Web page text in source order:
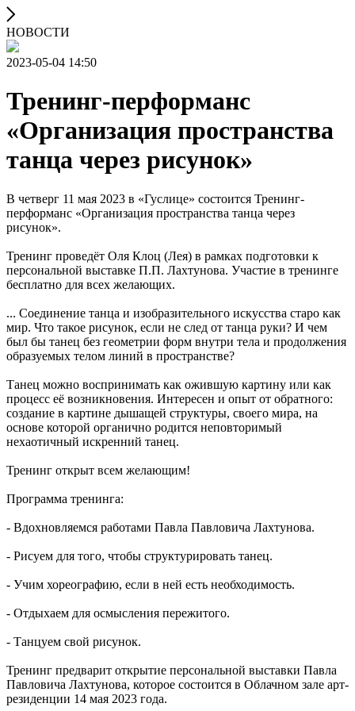
НОВОСТИ
2023-05-04 14:50
Тренинг-перформанс
«Организация пространства
танца через рисунок»
В четверг 11 мая 2023 в «Гуслице» состоится Тренинг-
перформанс «Организация пространства танца через
рисунок».
Тренинг проведёт Оля Клоц (Лея) в рамках подготовки к
персональной выставке П.П. Лахтунова. Участие в тренинге
бесплатно для всех желающих.
... Соединение танца и изобразительного искусства старо как
мир. Что такое рисунок, если не след от танца руки? И чем
был бы танец без геометрии форм внутри тела и продолжения
образуемых телом линий в пространстве?
Танец можно воспринимать как ожившую картину или как
процесс её возникновения. Интересен и опыт от обратного:
создание в картине дышащей структуры, своего мира, на
основе которой органично родится неповторимый
нехаотичный искренний танец.
Тренинг открыт всем желающим!
Программа тренинга:
- Вдохновляемся работами Павла Павловича Лахтунова.
- Рисуем для того, чтобы структурировать танец.
- Учим хореографию, если в ней есть необходимость.
- Отдыхаем для осмысления пережитого.
- Танцуем свой рисунок.
Тренинг предварит открытие персональной выставки Павла
Павловича Лахтунова, которое состоится в Облачном зале арт-
резиденции 14 мая 2023 года.